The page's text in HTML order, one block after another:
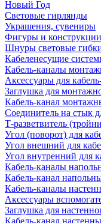
Новый Год
Световые гирлянды
Украшения, сувениры
Фигуры и конструкции
Шнуры световые
Кабеленесущие
Кабель-каналы
Аксессуары для
Заглушка для
Кабель-канал
Соединитель на стык
Т-разветвитель
Угол (поворот) для
Угол внешний для
Угол внутренний для
Кабель-каналы
Кабель-канал
Кабель-каналы
Аксессуары
Заглушка для
Кабель-канал